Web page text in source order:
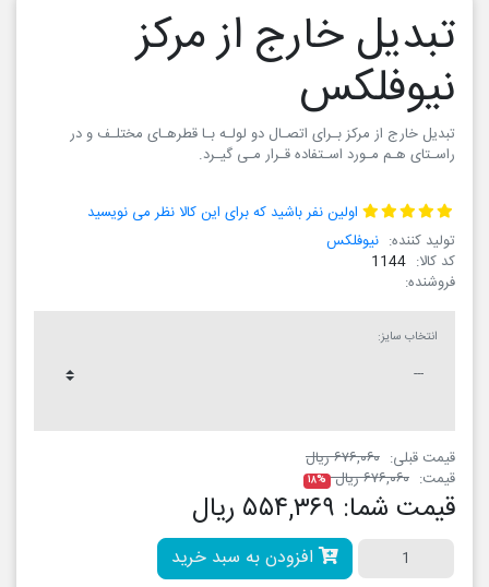
تبدیل خارج از مرکز
نیوفلکس
تبدیل خارج از مرکز بـرای اتصـال دو لولـه بـا قطرهـای مختلـف و در
راسـتای هـم مـورد اسـتفاده قـرار مـی گیـرد.
اولین نفر باشید که برای این کالا نظر می نویسید
تولید کننده: نیوفلکس
کد کالا: 1144
فروشنده:
انتخاب سایز:
قیمت قبلی: ۶۷۶,۰۶۰ ریال
قیمت: ۶۷۶,۰۶۰ ریال ۱۸%
قیمت شما: ۵۵۴,۳۶۹ ریال
افزودن به سبد خرید